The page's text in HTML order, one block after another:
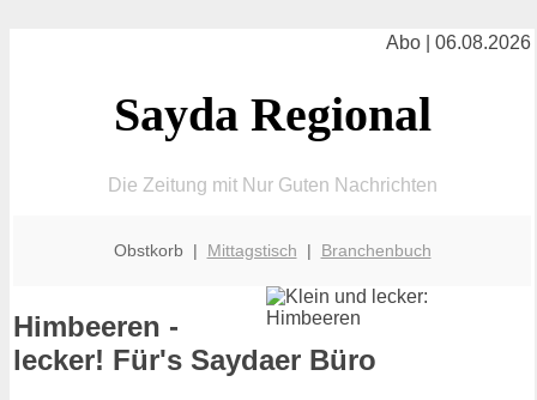
Abo | 06.08.2026
Sayda Regional
Die Zeitung mit Nur Guten Nachrichten
Obstkorb | Mittagstisch | Branchenbuch
Himbeeren -
lecker! Für's Saydaer Büro